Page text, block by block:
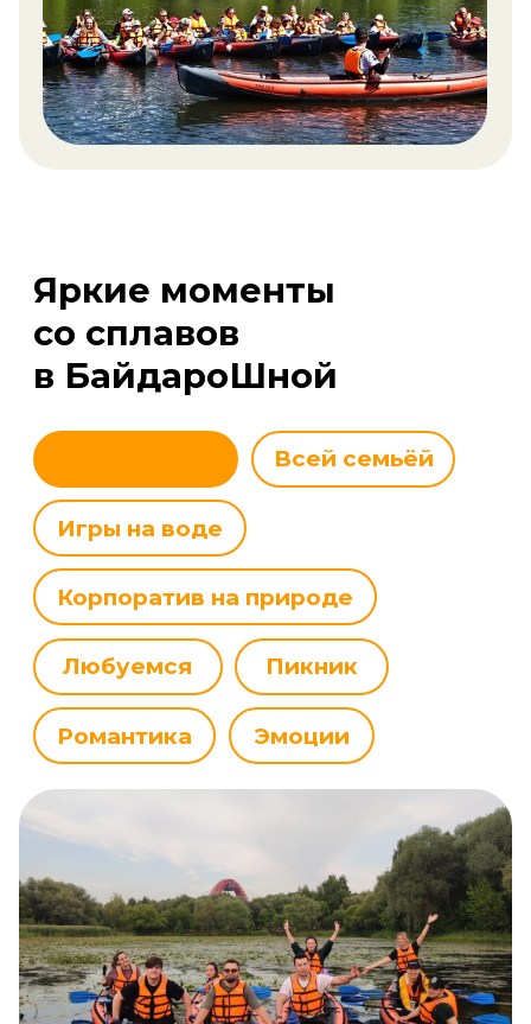
Лучшее Всей семьёй
Игры на воде
Романтика